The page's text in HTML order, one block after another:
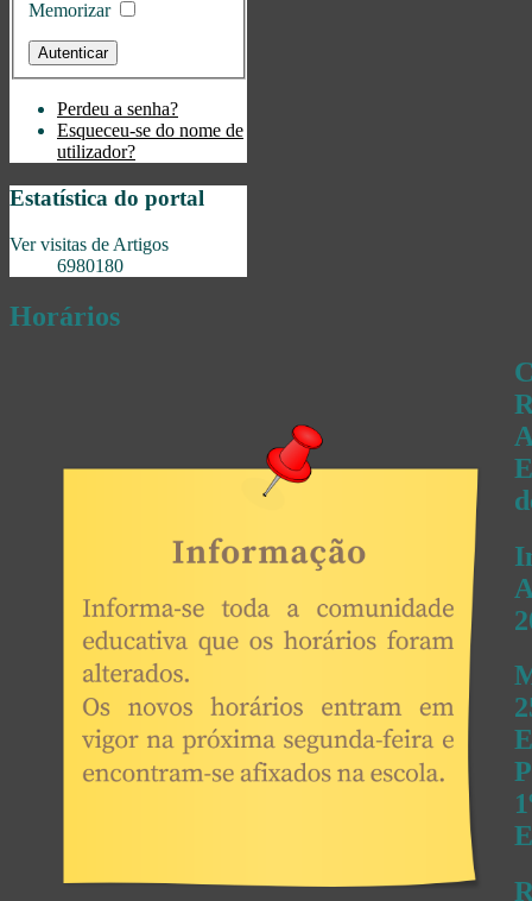
Memorizar
Perdeu a senha?
Esqueceu-se do nome de
utilizador?
Estatística do portal
Ver visitas de Artigos
6980180
Horários